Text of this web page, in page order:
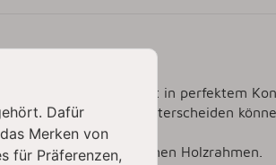
Hintergrundes steht in perfektem
Original-Aquarell unterscheiden
silberfarbenen Holzrahmen.
Dafür
Merken von
für Präferenzen,